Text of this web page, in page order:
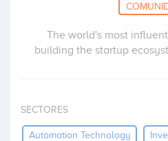
The world's most
building the startup
SECTORES
Automation Technology